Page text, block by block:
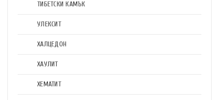
ТИБЕТСКИ КАМЪК
УЛЕКСИТ
ХАЛЦЕДОН
ХАУЛИТ
ХЕМАТИТ